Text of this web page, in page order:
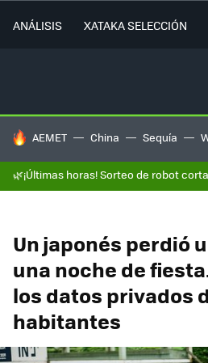
ANÁLISIS XATAKA SELECCIÓN
HOY SE HABLA DE
AEMET China Sequía
🌿¡Últimas horas! Sorteo de robot
Un japonés perdió
una noche de
los datos privados
habitantes